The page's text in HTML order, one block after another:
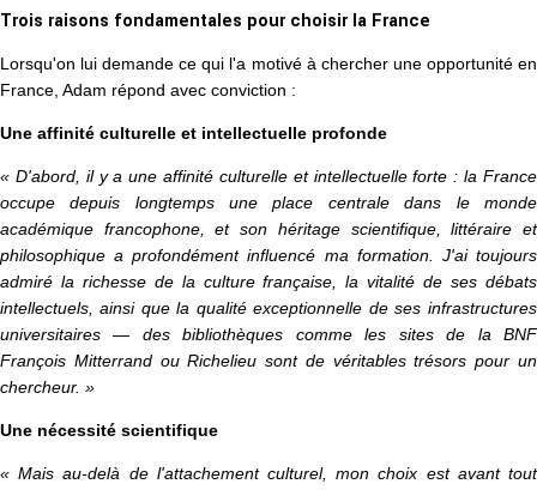
Trois raisons fondamentales pour choisir la France
Lorsqu'on lui demande ce qui l'a motivé à chercher une opportunité en
France, Adam répond avec conviction :
Une affinité culturelle et intellectuelle profonde
« D'abord, il y a une affinité culturelle et intellectuelle forte : la France
occupe depuis longtemps une place centrale dans le monde
académique francophone, et son héritage scientifique, littéraire et
philosophique a profondément influencé ma formation. J'ai toujours
admiré la richesse de la culture française, la vitalité de ses débats
intellectuels, ainsi que la qualité exceptionnelle de ses infrastructures
universitaires — des bibliothèques comme les sites de la BNF
François Mitterrand ou Richelieu sont de véritables trésors pour un
chercheur. »
Une nécessité scientifique
« Mais au-delà de l'attachement culturel, mon choix est avant tout